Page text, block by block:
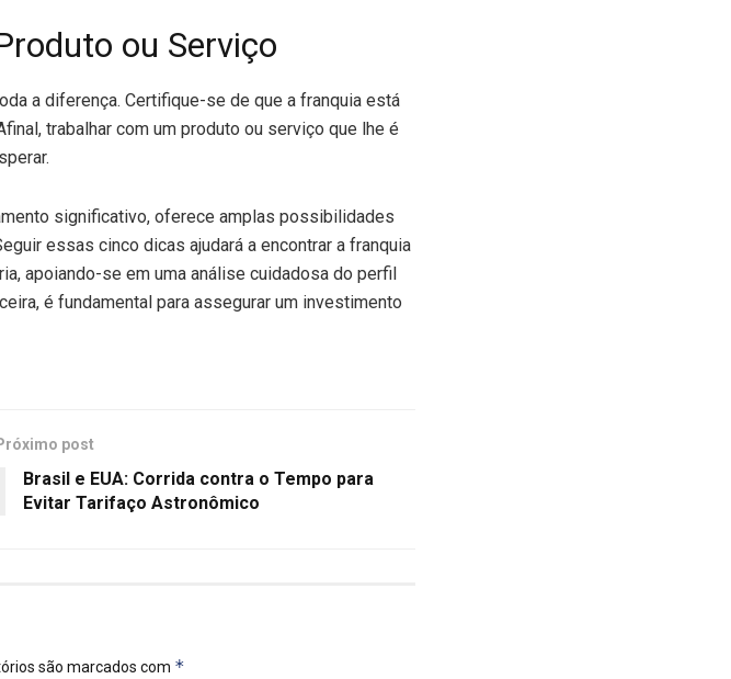
ou Serviço
a diferença. Certifique-se de que a franquia está
trabalhar com um produto ou serviço que lhe é
significativo, oferece amplas possibilidades
essas cinco dicas ajudará a encontrar a franquia
apoiando-se em uma análise cuidadosa do perfil
é fundamental para assegurar um investimento
post
Brasil e EUA: Corrida contra o Tempo para
Evitar Tarifaço Astronômico
são marcados com *